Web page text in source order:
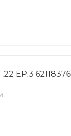
EP.3